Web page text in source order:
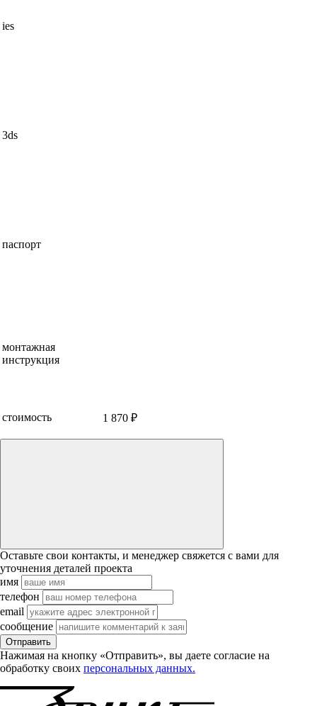
ies
3ds
паспорт
монтажная
инструкция
стоимость 1 870 ₽
Оставьте свои контакты, и менеджер свяжется с вами для
уточнения деталей проекта
имя
телефон
email
сообщение
Отправить
Нажимая на кнопку «Отправить», вы даете согласие на
обработку своих персональных данных.